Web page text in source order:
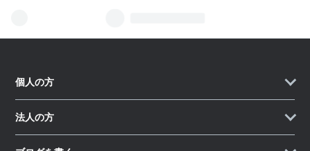
個人の方
法人の方